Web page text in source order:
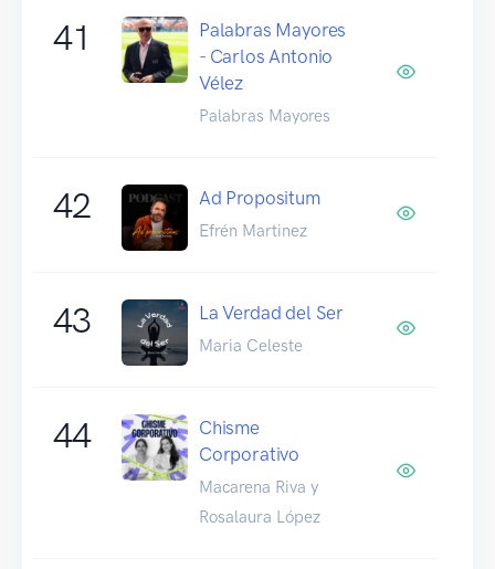
41
Palabras Mayores
- Carlos Antonio
Vélez
Palabras Mayores
42 Ad Propositum
Efrén Martinez
43 La Verdad del Ser
Maria Celeste
44
Chisme
Corporativo
Macarena Riva y
Rosalaura López